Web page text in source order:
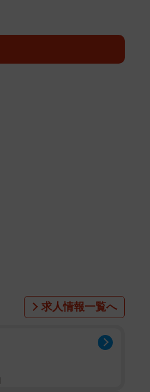
求人情報一覧へ